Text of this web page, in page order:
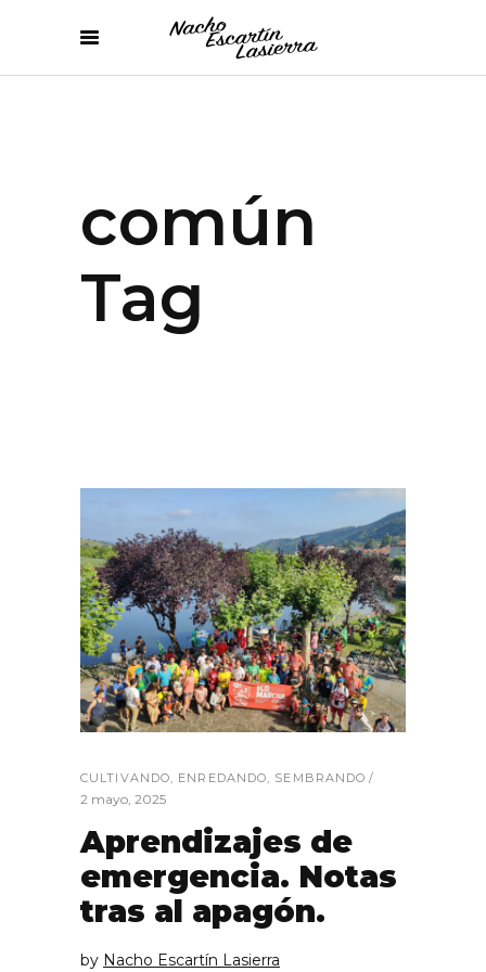
común
Tag
CULTIVANDO, ENREDANDO, SEMBRANDO
2 mayo, 2025
Aprendizajes de
emergencia. Notas
tras al apagón.
by Nacho Escartín Lasierra